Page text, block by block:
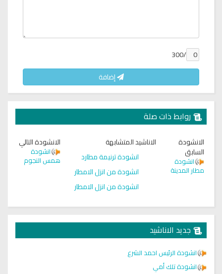
/300
إضافة
روابط ذات صلة
الانشودة
السابق
انشودة
مطار المدينة
الاناشيد المتشابهة
انشودة ترنيمة مطارد
انشودة من انزل الامطار
انشودة من انزل الامطار
الانشودة التالي
انشودة
همس النجوم
جديد الاناشيد
انشودة الرئيس احمد الشرع
انشودة تلك أمي